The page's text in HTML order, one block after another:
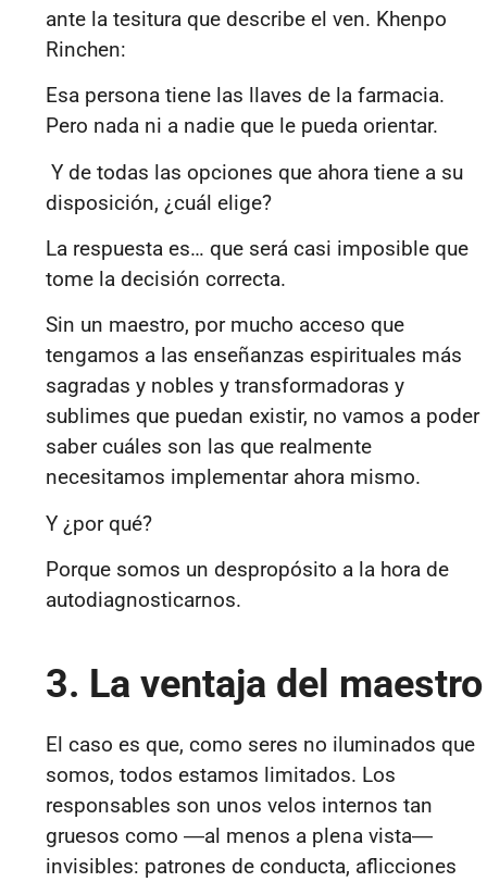
ante la tesitura que describe el ven. Khenpo
Rinchen:
Esa persona tiene las llaves de la farmacia.
Pero nada ni a nadie que le pueda orientar.
Y de todas las opciones que ahora tiene a su
disposición, ¿cuál elige?
La respuesta es… que será casi imposible que
tome la decisión correcta.
Sin un maestro, por mucho acceso que
tengamos a las enseñanzas espirituales más
sagradas y nobles y transformadoras y
sublimes que puedan existir, no vamos a poder
saber cuáles son las que realmente
necesitamos implementar ahora mismo.
Y ¿por qué?
Porque somos un despropósito a la hora de
autodiagnosticarnos.
3. La ventaja del maestro
El caso es que, como seres no iluminados que
somos, todos estamos limitados. Los
responsables son unos velos internos tan
gruesos como ―al menos a plena vista―
invisibles: patrones de conducta, aflicciones